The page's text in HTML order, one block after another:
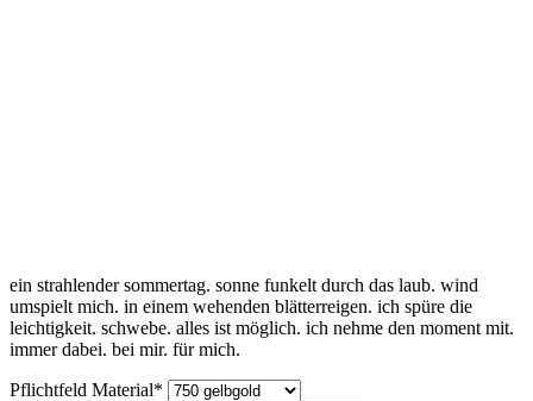
ein strahlender sommertag. sonne funkelt durch das laub. wind
umspielt mich. in einem wehenden blätterreigen. ich spüre die
leichtigkeit. schwebe. alles ist möglich. ich nehme den moment mit.
immer dabei. bei mir. für mich.
Pflichtfeld Material*